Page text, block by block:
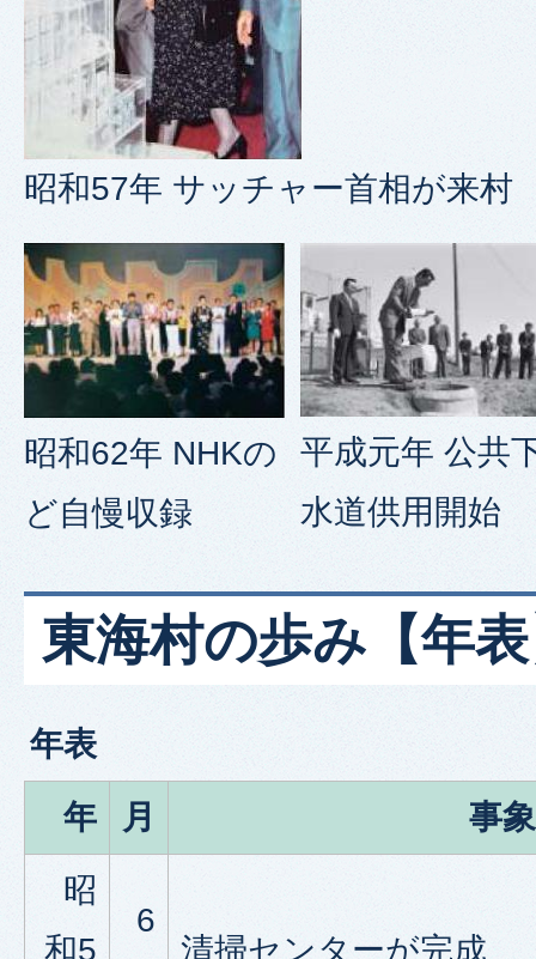
昭和57年 サッチャー首相が来村
昭和62年 NHKの
ど自慢収録
平成元年 公共
水道供用開始
東海村の歩み【年
年表
年
月
事象
昭
和5
6
清掃センターが完成